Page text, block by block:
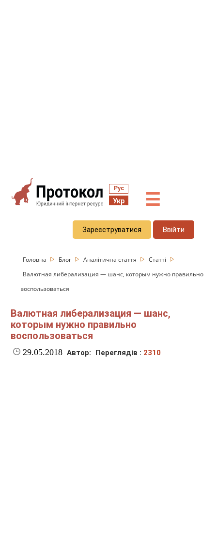
Рус
Укр ☰
Зареєструватися Ввійти
Головна Блог Аналітична стаття
Статті
Валютная либерализация — шанс, которым нужно правильно
воспользоваться
Валютная либерализация — шанс,
которым нужно правильно
воспользоваться
29.05.2018 Автор: Переглядів : 2310